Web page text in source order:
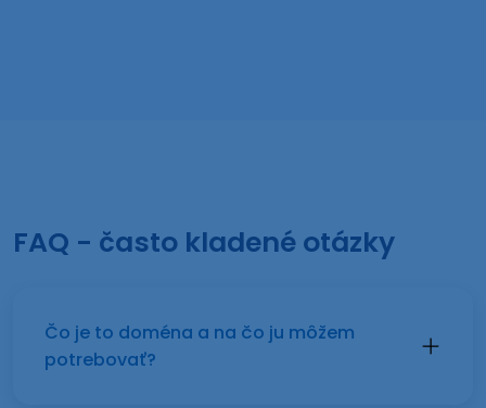
FAQ - často kladené otázky
Čo je to doména a na čo ju môžem
potrebovať?